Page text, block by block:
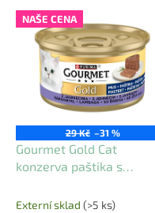
V NAŠE CENA
29 Kč –31 %
Gourmet Gold Cat
konzerva paštika s
Externí sklad (>5 ks)